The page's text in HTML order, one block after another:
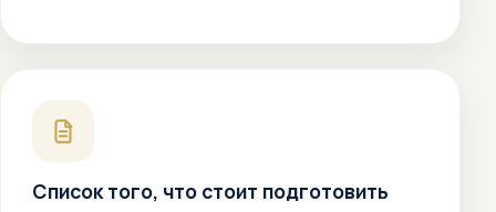
Список того, что стоит подготовить